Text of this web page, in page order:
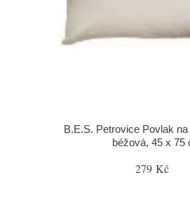
B.E.S. Petrovice Povlak
béžová, 45 x 75
279 Kč